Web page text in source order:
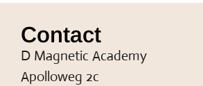
Contact
D Magnetic Academy
Apolloweg 2c